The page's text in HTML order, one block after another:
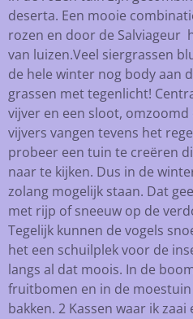
deserta. Een mooie
rozen en door de Salviageur
van luizen.Veel siergrassen
de hele winter nog body aan
grassen met tegenlicht!
vijver en een sloot,
vijvers vangen tevens het
probeer een tuin te creëren
naar te kijken. Dus in de
zolang mogelijk staan. Dat
met rijp of sneeuw op de
Tegelijk kunnen de vogels
het een schuilplek voor de
langs al dat moois. In de
fruitbomen en in de
bakken. 2 Kassen waar ik